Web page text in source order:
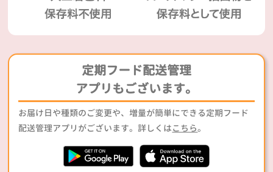
定期フード配送管理
アプリもございます。
お届け日や種類のご変更や、増量が簡単にできる定期フード
配送管理アプリがございます。詳しくはこちら。